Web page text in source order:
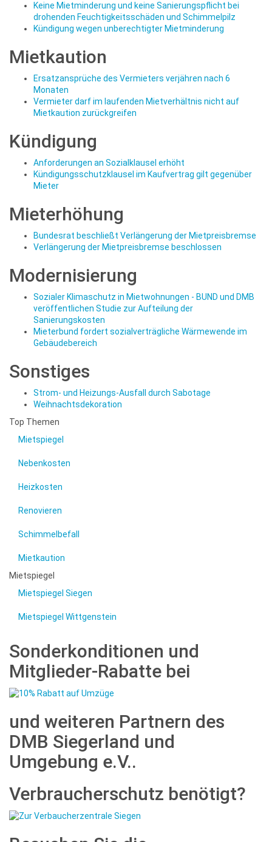
Keine Mietminderung und keine Sanierungspflicht bei
drohenden Feuchtigkeitsschäden und Schimmelpilz
Kündigung wegen unberechtigter Mietminderung
Mietkaution
Ersatzansprüche des Vermieters verjähren nach 6
Monaten
Vermieter darf im laufenden Mietverhältnis nicht auf
Mietkaution zurückgreifen
Kündigung
Anforderungen an Sozialklausel erhöht
Kündigungsschutzklausel im Kaufvertrag gilt gegenüber
Mieter
Mieterhöhung
Bundesrat beschließt Verlängerung der Mietpreisbremse
Verlängerung der Mietpreisbremse beschlossen
Modernisierung
Sozialer Klimaschutz in Mietwohnungen - BUND und DMB
veröffentlichen Studie zur Aufteilung der
Sanierungskosten
Mieterbund fordert sozialverträgliche Wärmewende im
Gebäudebereich
Sonstiges
Strom- und Heizungs-Ausfall durch Sabotage
Weihnachtsdekoration
Top Themen
Mietspiegel
Nebenkosten
Heizkosten
Renovieren
Schimmelbefall
Mietkaution
Mietspiegel
Mietspiegel Siegen
Mietspiegel Wittgenstein
Sonderkonditionen und
Mitglieder-Rabatte bei
und weiteren Partnern des
DMB Siegerland und
Umgebung e.V..
Verbraucherschutz benötigt?